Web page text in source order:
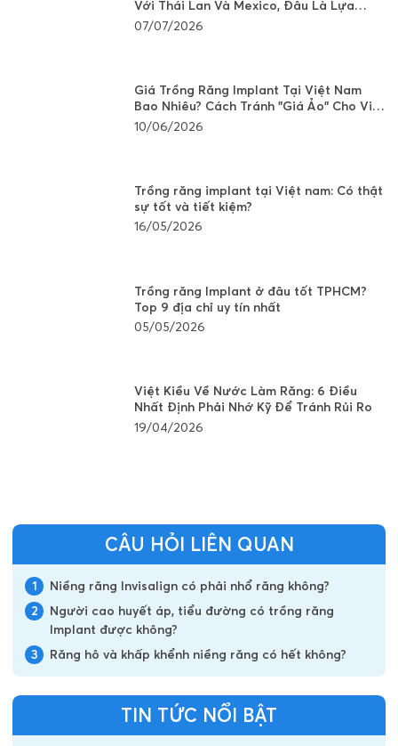
Với Thái Lan Và Mexico, Đâu Là Lựa
Chọn Tốt?
07/07/2026
Giá Trồng Răng Implant Tại Việt Nam
Bao Nhiêu? Cách Tránh "Giá Ảo" Cho Việt
Kiều
10/06/2026
Trồng răng implant tại Việt nam: Có thật
sự tốt và tiết kiệm?
16/05/2026
Trồng răng Implant ở đâu tốt TPHCM?
Top 9 địa chỉ uy tín nhất
05/05/2026
Việt Kiều Về Nước Làm Răng: 6 Điều
Nhất Định Phải Nhớ Kỹ Để Tránh Rủi Ro
19/04/2026
CÂU HỎI LIÊN QUAN
1
Niềng răng Invisalign có phải nhổ răng không?
2
Người cao huyết áp, tiểu đường có trồng răng
Implant được không?
3
Răng hô và khấp khểnh niềng răng có hết không?
TIN TỨC NỔI BẬT